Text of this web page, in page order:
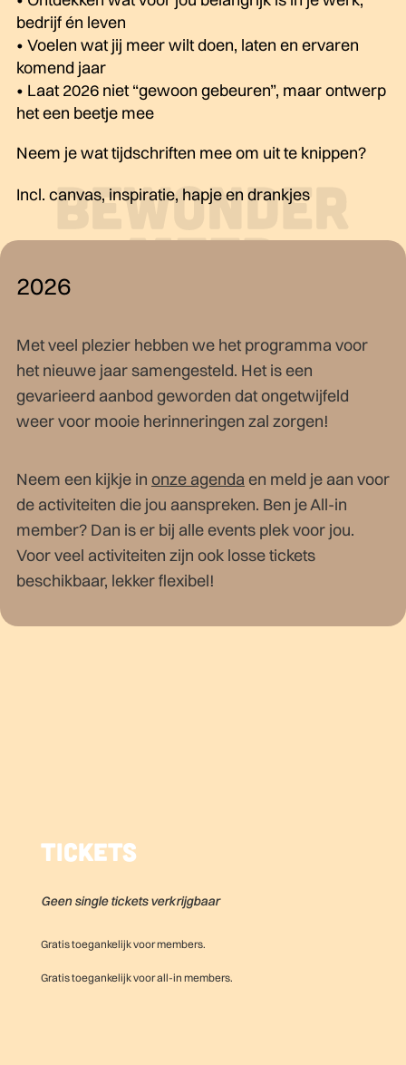
bedrijf én leven
• Voelen wat jij meer wilt doen, laten en ervaren
komend jaar
• Laat 2026 niet “gewoon gebeuren”, maar ontwerp
het een beetje mee
Neem je wat tijdschriften mee om uit te knippen?
Incl. canvas, inspiratie, hapje en drankjes
2026
Met veel plezier hebben we het programma voor
het nieuwe jaar samengesteld. Het is een
gevarieerd aanbod geworden dat ongetwijfeld
weer voor mooie herinneringen zal zorgen!
Neem een kijkje in onze agenda en meld je aan voor
de activiteiten die jou aanspreken. Ben je All-in
member? Dan is er bij alle events plek voor jou.
Voor veel activiteiten zijn ook losse tickets
beschikbaar, lekker flexibel!
Tickets
Geen single tickets verkrijgbaar
Gratis toegankelijk voor members.
Gratis toegankelijk voor all-in members.